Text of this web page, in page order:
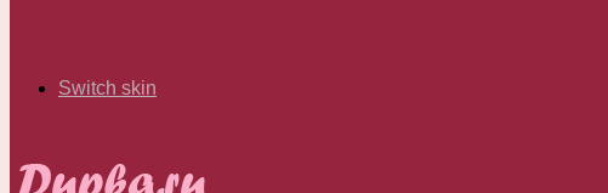
Switch skin